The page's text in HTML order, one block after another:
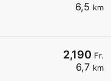
6,5 km
2,190 Fr.
6,7 km